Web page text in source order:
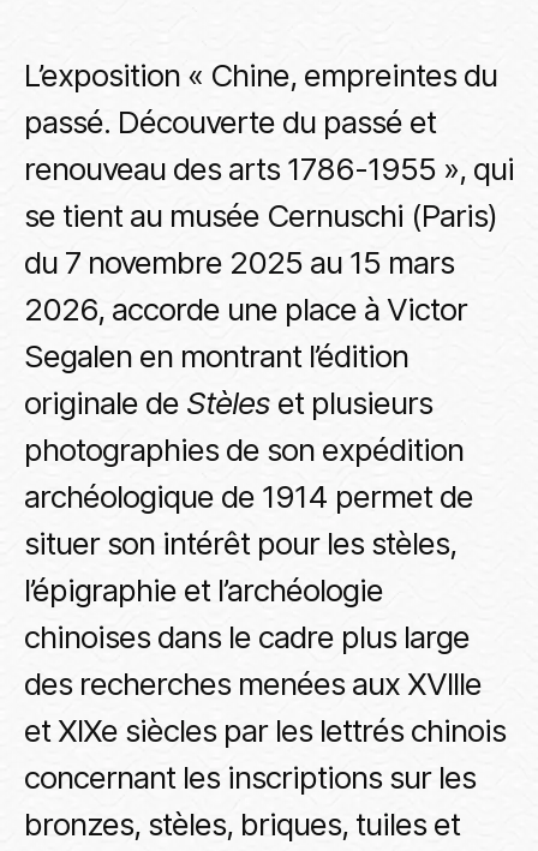
L’exposition « Chine, empreintes du
passé. Découverte du passé et
renouveau des arts 1786-1955 », qui
se tient au musée Cernuschi (Paris)
du 7 novembre 2025 au 15 mars
2026, accorde une place à Victor
Segalen en montrant l’édition
originale de Stèles et plusieurs
photographies de son expédition
archéologique de 1914 permet de
situer son intérêt pour les stèles,
l’épigraphie et l’archéologie
chinoises dans le cadre plus large
des recherches menées aux XVIIIe
et XIXe siècles par les lettrés chinois
concernant les inscriptions sur les
bronzes, stèles, briques, tuiles et